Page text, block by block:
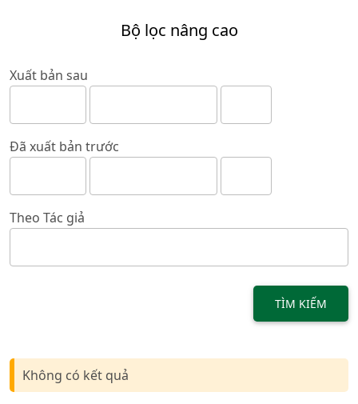
Bộ lọc nâng cao
Xuất bản sau
Đã xuất bản trước
Theo Tác giả
TÌM KIẾM
Không có kết quả